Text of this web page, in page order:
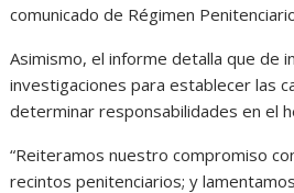
comunicado de Régimen
Asimismo, el informe detalla que de
investigaciones para establecer las
determinar responsabilidades en el
“Reiteramos nuestro compromiso
recintos penitenciarios; y